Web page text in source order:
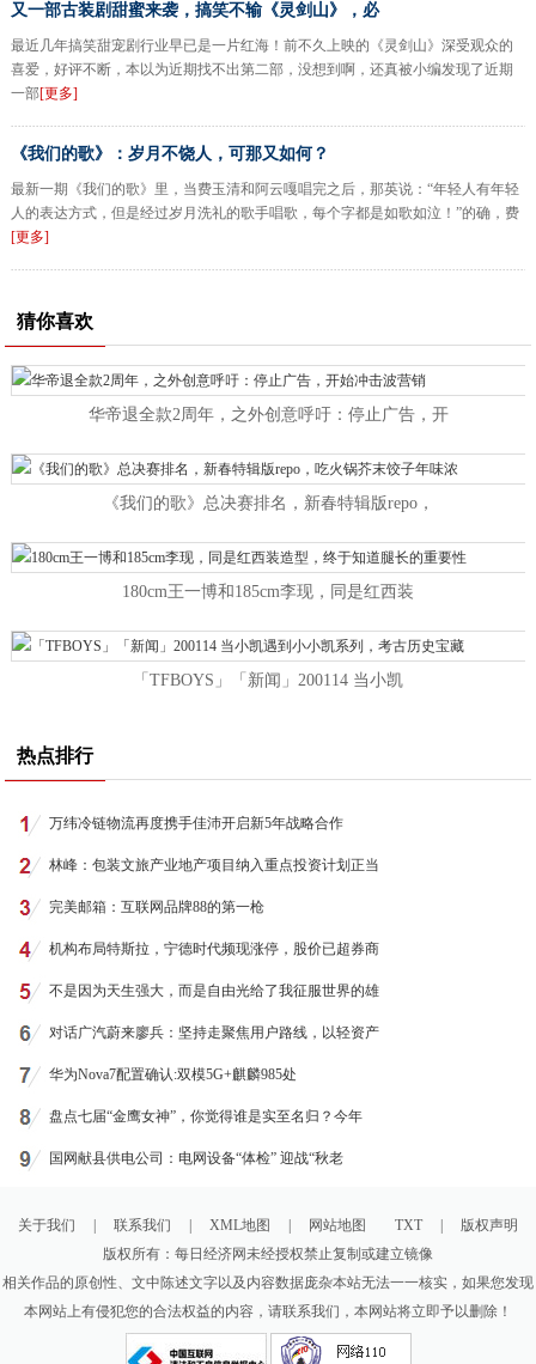
又一部古装剧甜蜜来袭，搞笑不输《灵剑山》，必
最近几年搞笑甜宠剧行业早已是一片红海！前不久上映的《灵剑山》深受观众的
喜爱，好评不断，本以为近期找不出第二部，没想到啊，还真被小编发现了近期
一部[更多]
《我们的歌》：岁月不饶人，可那又如何？
最新一期《我们的歌》里，当费玉清和阿云嘎唱完之后，那英说：“年轻人有年轻
人的表达方式，但是经过岁月洗礼的歌手唱歌，每个字都是如歌如泣！”的确，费
[更多]
猜你喜欢
华帝退全款2周年，之外创意呼吁：停止广告，开
《我们的歌》总决赛排名，新春特辑版repo，
180cm王一博和185cm李现，同是红西装
「TFBOYS」「新闻」200114 当小凯
热点排行
万纬冷链物流再度携手佳沛开启新5年战略合作
林峰：包装文旅产业地产项目纳入重点投资计划正当
完美邮箱：互联网品牌88的第一枪
机构布局特斯拉，宁德时代频现涨停，股价已超券商
不是因为天生强大，而是自由光给了我征服世界的雄
对话广汽蔚来廖兵：坚持走聚焦用户路线，以轻资产
华为Nova7配置确认:双模5G+麒麟985处
盘点七届“金鹰女神”，你觉得谁是实至名归？今年
国网献县供电公司：电网设备“体检” 迎战“秋老
关于我们 联系我们 XML地图 网站地图 TXT
版权声明
版权所有：每日经济网未经授权禁止复制或建立镜像
相关作品的原创性、文中陈述文字以及内容数据庞杂本站无法一一核实，如果您发现
本网站上有侵犯您的合法权益的内容，请联系我们，本网站将立即予以删除！